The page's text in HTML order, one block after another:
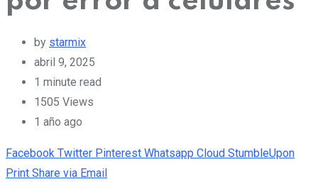
by starmix
abril 9, 2025
1 minute read
1505 Views
1 año ago
Facebook Twitter Pinterest Whatsapp Cloud StumbleUpon
Print Share via Email